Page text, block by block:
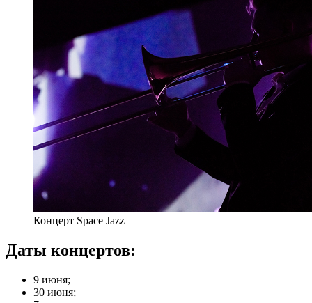
Концерт Space Jazz
Даты концертов:
9 июня;
30 июня;